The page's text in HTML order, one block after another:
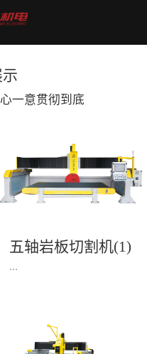
一意贯彻到底
五轴岩板切割机(1)
...
1、简单易学的编程软
件，直观，快速，易